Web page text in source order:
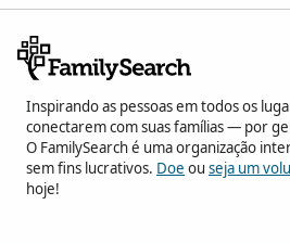
Inspirando as pessoas em todos os
conectarem com suas famílias — por
O FamilySearch é uma organização
sem fins lucrativos. Doe ouseja um
hoje!